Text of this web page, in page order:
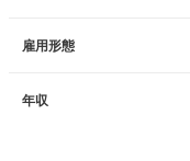
雇用形態
年収